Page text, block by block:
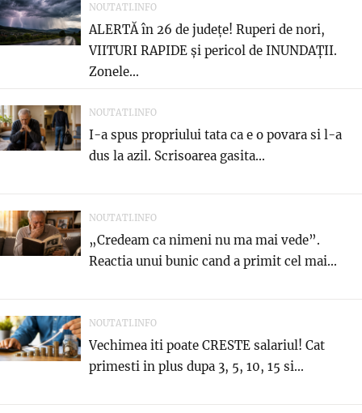
NOUTATI.INFO
ALERTĂ în 26 de județe! Ruperi de nori,
VIITURI RAPIDE și pericol de INUNDAȚII.
Zonele...
NOUTATI.INFO
I-a spus propriului tata ca e o povara si l-a
dus la azil. Scrisoarea gasita...
NOUTATI.INFO
„Credeam ca nimeni nu ma mai vede”.
Reactia unui bunic cand a primit cel mai...
NOUTATI.INFO
Vechimea iti poate CRESTE salariul! Cat
primesti in plus dupa 3, 5, 10, 15 si...